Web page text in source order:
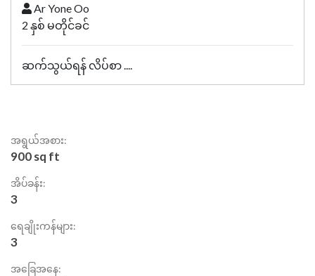
Ar Yone Oo
2 နှစ် မတိုင်ခင်
ဆက်သွယ်ရန် လိပ်စာ ....
အရွယ်အစား:
900 sq ft
အိပ်ခန်း:
3
ရေချိုးကန်များ:
3
အခြေအနေ: